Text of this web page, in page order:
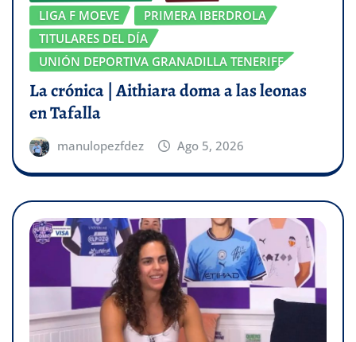
LIGA F MOEVE
PRIMERA IBERDROLA
TITULARES DEL DÍA
UNIÓN DEPORTIVA GRANADILLA TENERIFE
La crónica | Aithiara doma a las leonas
en Tafalla
manulopezfdez Ago 5, 2026